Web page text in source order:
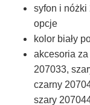
syfon i nóżki
opcje
kolor biały
akcesoria za
207033,
czarny
szary